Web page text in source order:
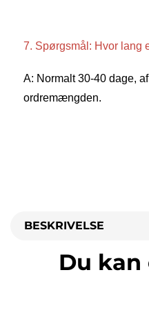
7. Spørgsmål: Hvor lang
A: Normalt 30-40 dage,
ordremængden.
BESKRIVELSE
Du kan